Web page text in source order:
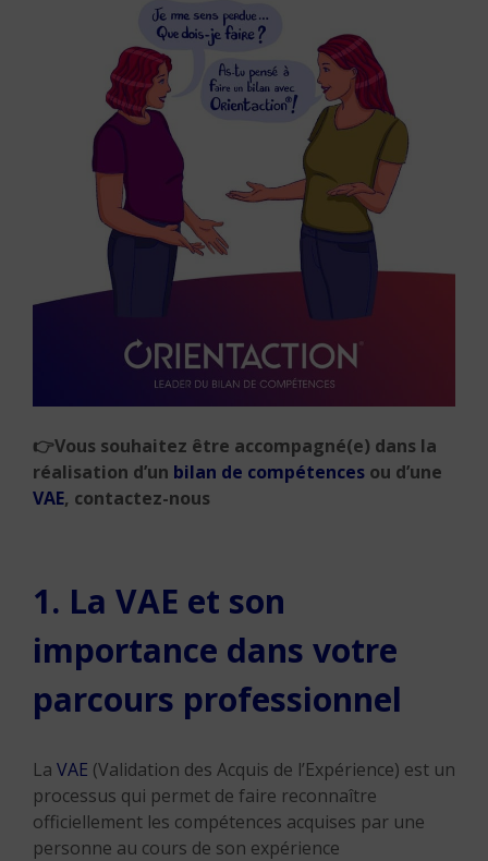
👉Vous souhaitez être accompagné(e) dans la
réalisation d’un bilan de compétences ou d’une
VAE, contactez-nous
1. La VAE et son
importance dans votre
parcours professionnel
La VAE (Validation des Acquis de l’Expérience) est un
processus qui permet de faire reconnaître
officiellement les compétences acquises par une
personne au cours de son expérience